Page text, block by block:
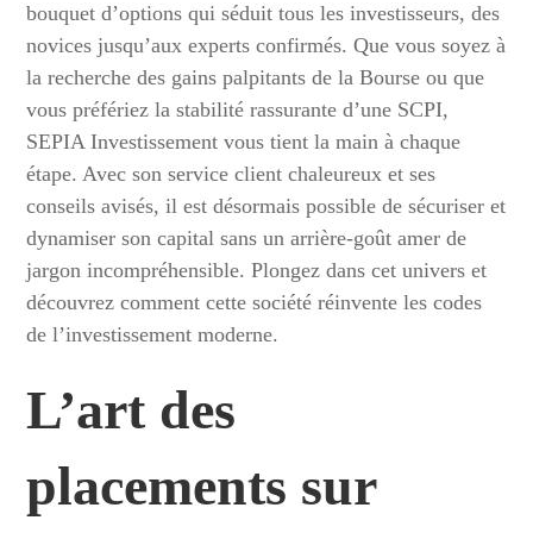
bouquet d’options qui séduit tous les investisseurs, des
novices jusqu’aux experts confirmés. Que vous soyez à
la recherche des gains palpitants de la Bourse ou que
vous préfériez la stabilité rassurante d’une SCPI,
SEPIA Investissement vous tient la main à chaque
étape. Avec son service client chaleureux et ses
conseils avisés, il est désormais possible de sécuriser et
dynamiser son capital sans un arrière-goût amer de
jargon incompréhensible. Plongez dans cet univers et
découvrez comment cette société réinvente les codes
de l’investissement moderne.
L’art des
placements sur